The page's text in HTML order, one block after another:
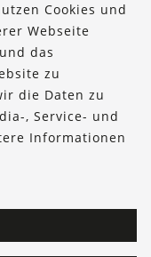
Cookies und
Webseite
das
zu
die Daten zu
, Service- und
Informationen